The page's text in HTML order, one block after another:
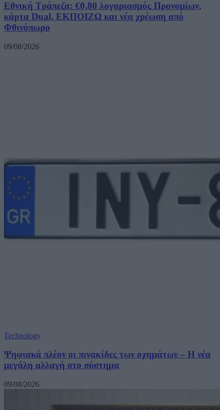
Εθνική Τράπεζα: €0,80 λογαριασμός Προνομίων,
κάρτα Dual, ΕΚΠΟΙΖΩ και νέα χρέωση από
Φθινόπωρο
09/08/2026
Technology
Ψηφιακά πλέον οι πινακίδες των οχημάτων – Η νέα
μεγάλη αλλαγή στο σύστημα
09/08/2026